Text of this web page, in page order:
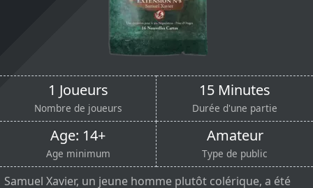
1 Joueurs
Nombre de joueurs
15 Minutes
Durée d'une partie
Age: 14+
Age minimum
Amateur
Type de public
Samuel Xavier, un jeune homme plutôt colérique, a été